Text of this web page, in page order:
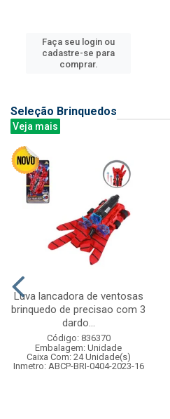
Faça seu login ou
cadastre-se para
comprar.
Seleção Brinquedos
Veja mais
Luva lancadora de ventosas
brinquedo de precisao com 3
dardo...
Código: 836370
Embalagem: Unidade
Caixa Com: 24 Unidade(s)
Inmetro: ABCP-BRI-0404-2023-16